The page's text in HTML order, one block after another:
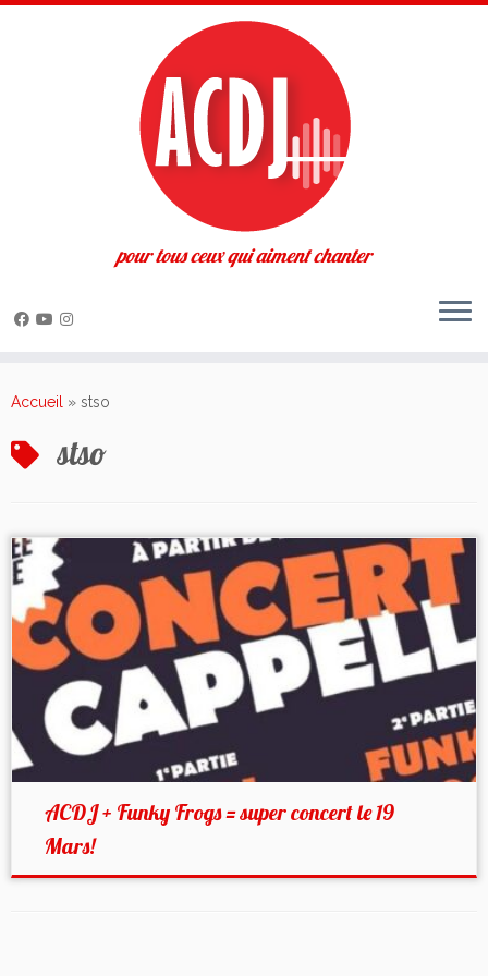
au
pour tous ceux qui aiment chanter
Accueil » stso
stso
ACDJ + Funky Frogs = super concert le 19
Mars!